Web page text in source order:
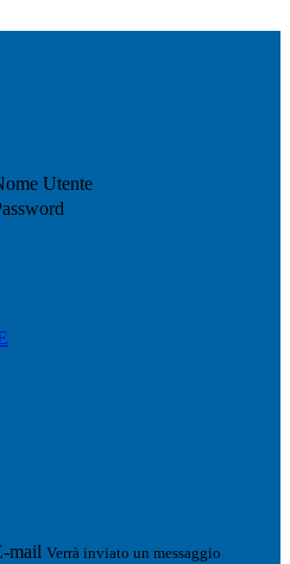
Utente
mail Verrà inviato un messaggio